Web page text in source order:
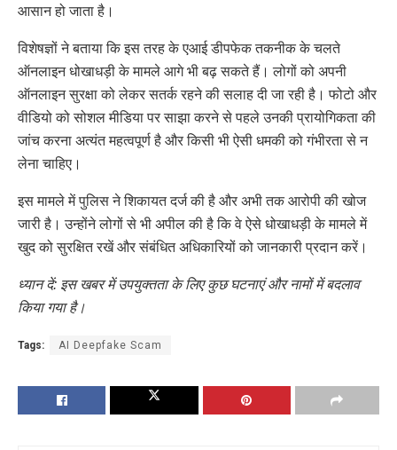
आसान हो जाता है।
विशेषज्ञों ने बताया कि इस तरह के एआई डीपफेक तकनीक के चलते
ऑनलाइन धोखाधड़ी के मामले आगे भी बढ़ सकते हैं। लोगों को अपनी
ऑनलाइन सुरक्षा को लेकर सतर्क रहने की सलाह दी जा रही है। फोटो और
वीडियो को सोशल मीडिया पर साझा करने से पहले उनकी प्रायोगिकता की
जांच करना अत्यंत महत्वपूर्ण है और किसी भी ऐसी धमकी को गंभीरता से न
लेना चाहिए।
इस मामले में पुलिस ने शिकायत दर्ज की है और अभी तक आरोपी की खोज
जारी है। उन्होंने लोगों से भी अपील की है कि वे ऐसे धोखाधड़ी के मामले में
खुद को सुरक्षित रखें और संबंधित अधिकारियों को जानकारी प्रदान करें।
ध्यान दें: इस खबर में उपयुक्तता के लिए कुछ घटनाएं और नामों में बदलाव
किया गया है।
Tags: AI Deepfake Scam